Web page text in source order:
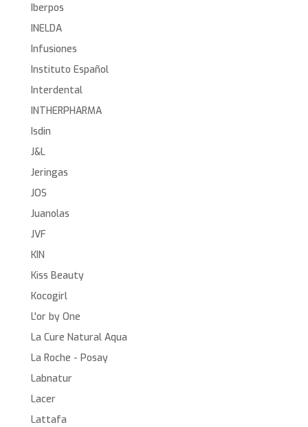
Iberpos
INELDA
Infusiones
Instituto Español
Interdental
INTHERPHARMA
Isdin
J&L
Jeringas
JOS
Juanolas
JVF
KIN
Kiss Beauty
Kocogirl
L'or by One
La Cure Natural Aqua
La Roche - Posay
Labnatur
Lacer
Lattafa